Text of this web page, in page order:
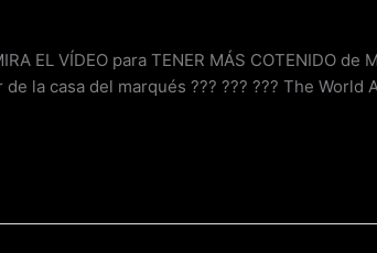
EL VÍDEO para TENER MÁS COTENIDO
la casa del marqués ??? ??? ??? The World